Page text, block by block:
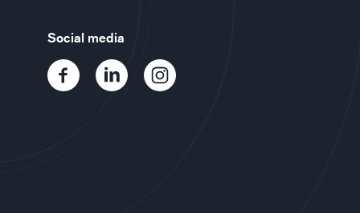
Social media